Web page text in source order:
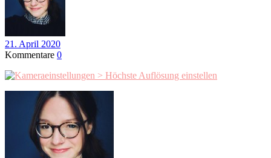
21. April 2020
Kommentare 0